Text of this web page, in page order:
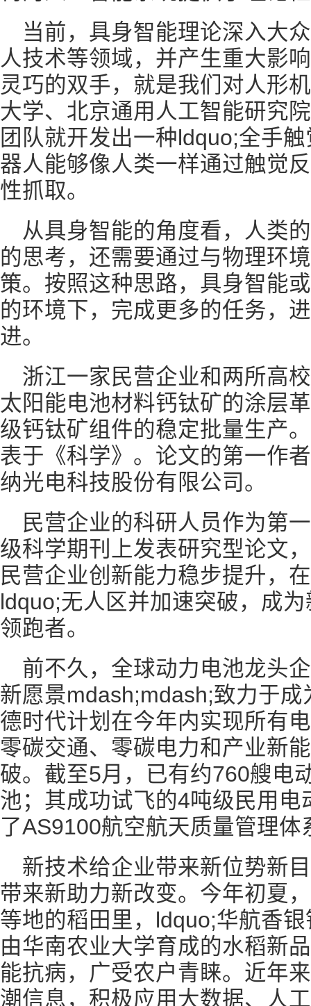
当前，具身智能理论深入大
人技术等领域，并产生重大影
灵巧的双手，就是我们对人形
大学、北京通用人工智能研究
团队就开发出一种ldquo;全手
器人能够像人类一样通过触觉
性抓取。
从具身智能的角度看，人类
的思考，还需要通过与物理环
策。按照这种思路，具身智能
的环境下，完成更多的任务，
进。
浙江一家民营企业和两所高
太阳能电池材料钙钛矿的涂层
级钙钛矿组件的稳定批量生产
表于《科学》。论文的第一作
纳光电科技股份有限公司。
民营企业的科研人员作为第
级科学期刊上发表研究型论文
民营企业创新能力稳步提升，
ldquo;无人区并加速突破，成
领跑者。
前不久，全球动力电池龙头
新愿景mdash;mdash;致力于
德时代计划在今年内实现所有
零碳交通、零碳电力和产业新
破。截至5月，已有约760艘电
池；其成功试飞的4吨级民用
了AS9100航空航天质量管理体
新技术给企业带来新位势新
带来新助力新改变。今年初夏
等地的稻田里，ldquo;华航香
由华南农业大学育成的水稻新
能抗病，广受农户青睐。近年
潮信息，积极应用大数据、人